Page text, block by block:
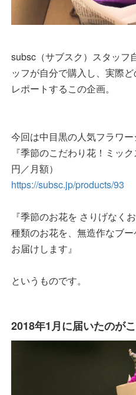
subsc（サブスク）スタッフ
ッフが自分で購入し、実際
レポートするこの企画。
今回は中目黒の人気フラワ
『季節のこだわり花！ミッ
円／月額）
https://subsc.jp/products/93
『季節のお花を さりげなく
種類のお花を、無造作なブ
お届けします』
というものです。
2018年1月に届いたのが